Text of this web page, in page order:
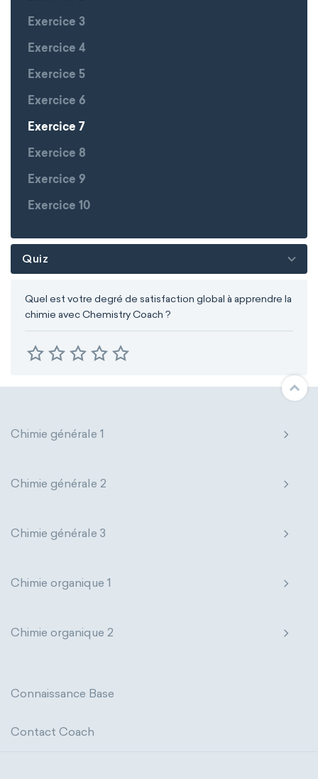
Exercice 3
Exercice 4
Exercice 5
Exercice 6
Exercice 7
Exercice 8
Exercice 9
Exercice 10
Quiz
Quel est votre degré de satisfaction global à apprendre la
chimie avec Chemistry Coach ?
Chimie générale 1
Chimie générale 2
Chimie générale 3
Chimie organique 1
Chimie organique 2
Connaissance Base
Contact Coach